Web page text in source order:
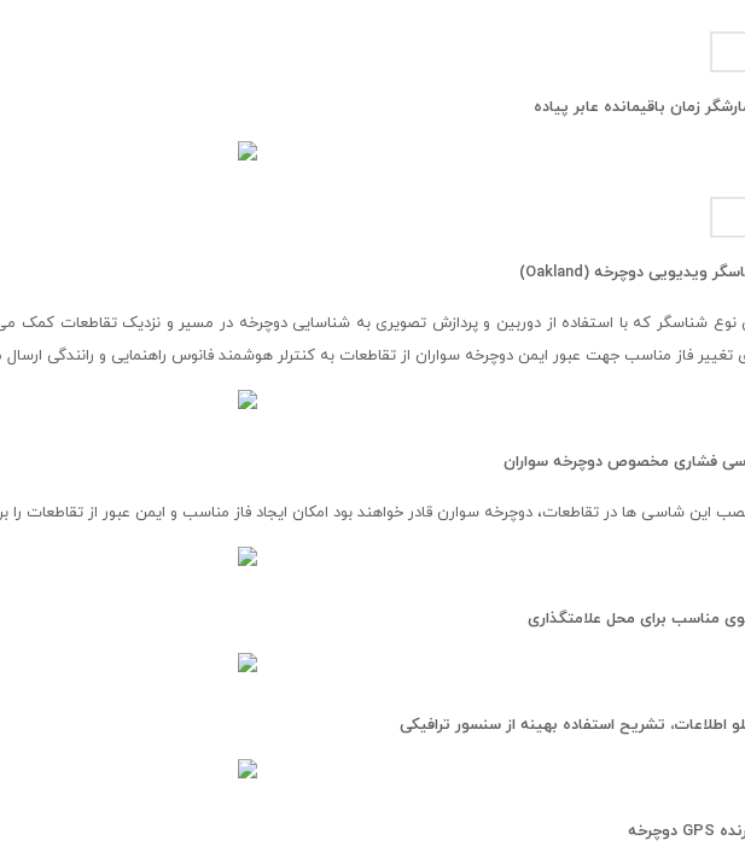
زمان باقیمانده عابر پیاده
ویدیویی دوچرخه (Oakland
)
نوع شناسگر که با استفاده از دوربین و پردازش تصویری به شناسایی دوچرخه در مسیر و نزدیک تقاطعات کمک می
تغییر فاز مناسب جهت عبور ایمن دوچرخه سواران از تقاطعات به کنترلر هوشمند فانوس راهنمایی و رانندگی ارسال
فشاری مخصوص دوچرخه سواران
این شاسی ها در تقاطعات، دوچرخه سوارن قادر خواهند بود امکان ایجاد فاز مناسب و ایمن عبور از تقاطعات را
مناسب برای محل علامتگذاری
اطلاعات، تشریح استفاده بهینه از سنسور ترافیکی
GPS دوچرخه